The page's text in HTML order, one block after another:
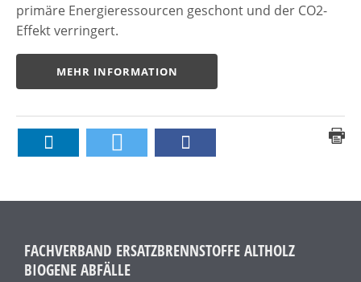
primäre Energieressourcen geschont und der CO2-
Effekt verringert.
MEHR INFORMATION
FACHVERBAND ERSATZBRENNSTOFFE ALTHOLZ
BIOGENE ABFÄLLE